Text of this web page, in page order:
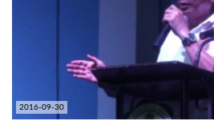
2016-09-30